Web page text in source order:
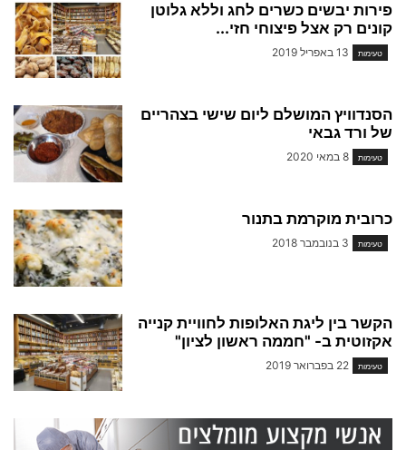
פירות יבשים כשרים לחג וללא גלוטן
קונים רק אצל פיצוחי חזי...
טעימות 13 באפריל 2019
הסנדוויץ המושלם ליום שישי בצהריים
של ורד גבאי
טעימות 8 במאי 2020
כרובית מוקרמת בתנור
טעימות 3 בנובמבר 2018
הקשר בין ליגת האלופות לחוויית קנייה
אקזוטית ב- "חממה ראשון לציון"
טעימות 22 בפברואר 2019